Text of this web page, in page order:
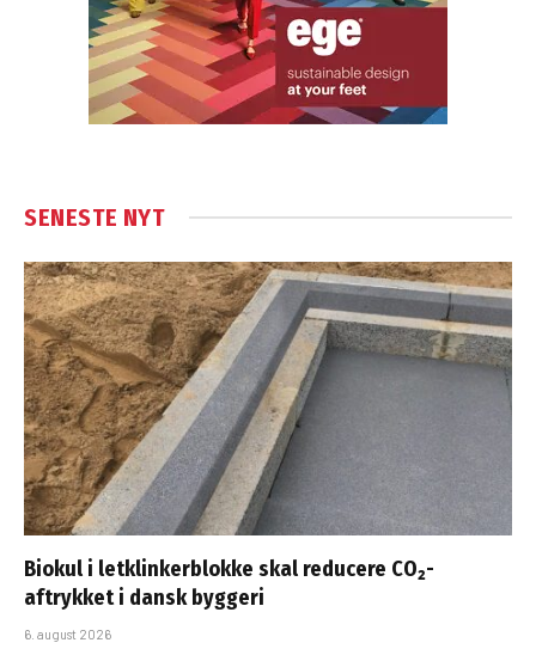
SENESTE NYT
Biokul i letklinkerblokke skal reducere CO₂-
aftrykket i dansk byggeri
6. august 2026